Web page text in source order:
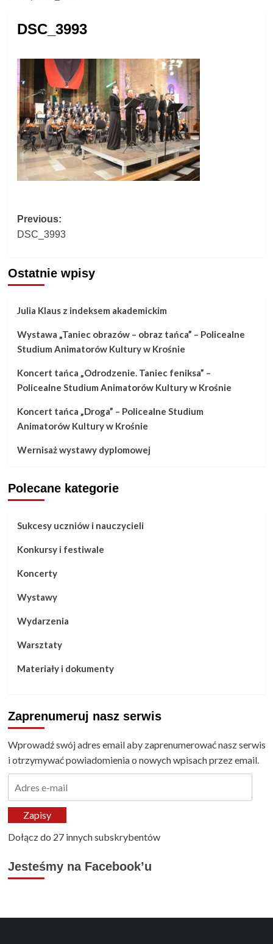
DSC_3993
Post
navigation
Previous:
DSC_3993
Ostatnie wpisy
Julia Klaus z indeksem akademickim
Wystawa „Taniec obrazów – obraz tańca” – Policealne
Studium Animatorów Kultury w Krośnie
Koncert tańca „Odrodzenie. Taniec feniksa” –
Policealne Studium Animatorów Kultury w Krośnie
Koncert tańca „Droga” – Policealne Studium
Animatorów Kultury w Krośnie
Wernisaż wystawy dyplomowej
Polecane kategorie
Sukcesy uczniów i nauczycieli
Konkursy i festiwale
Koncerty
Wystawy
Wydarzenia
Warsztaty
Materiały i dokumenty
Zaprenumeruj nasz serwis
Wprowadź swój adres email aby zaprenumerować nasz serwis
i otrzymywać powiadomienia o nowych wpisach przez email.
mailZapisy
Dołącz do 27 innych subskrybentów
Jesteśmy na Facebook’u